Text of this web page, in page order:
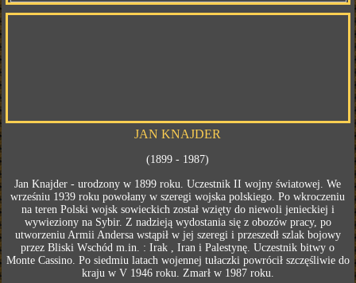
JAN KNAJDER
(1899 - 1987)
Jan Knajder - urodzony w 1899 roku. Uczestnik II wojny światowej. We
wrześniu 1939 roku powołany w szeregi wojska polskiego. Po wkroczeniu
na teren Polski wojsk sowieckich został wzięty do niewoli jenieckiej i
wywieziony na Sybir. Z nadzieją wydostania się z obozów pracy, po
utworzeniu Armii Andersa wstąpił w jej szeregi i przeszedł szlak bojowy
przez Bliski Wschód m.in. : Irak , Iran i Palestynę. Uczestnik bitwy o
Monte Cassino. Po siedmiu latach wojennej tułaczki powrócił szczęśliwie do
kraju w V 1946 roku. Zmarł w 1987 roku.